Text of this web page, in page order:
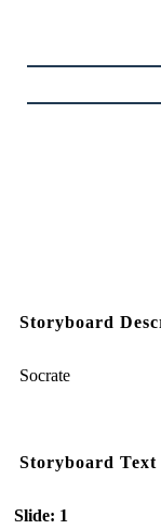
Storyboard
Socrate
Storyboard Text
Slide: 1